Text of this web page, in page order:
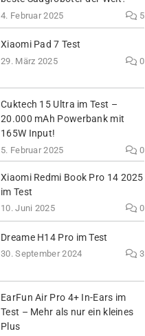
4. Februar 2025 5
Xiaomi Pad 7 Test
29. März 2025 0
Cuktech 15 Ultra im Test –
20.000 mAh Powerbank mit
165W Input!
5. Februar 2025 0
Xiaomi Redmi Book Pro 14 2025
im Test
10. Juni 2025 0
Dreame H14 Pro im Test
30. September 2024 3
EarFun Air Pro 4+ In-Ears im
Test – Mehr als nur ein kleines
Plus